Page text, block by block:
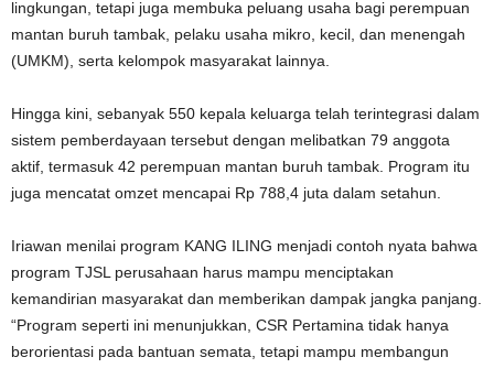
lingkungan, tetapi juga membuka peluang usaha bagi perempuan
mantan buruh tambak, pelaku usaha mikro, kecil, dan menengah
(UMKM), serta kelompok masyarakat lainnya.
Hingga kini, sebanyak 550 kepala keluarga telah terintegrasi dalam
sistem pemberdayaan tersebut dengan melibatkan 79 anggota
aktif, termasuk 42 perempuan mantan buruh tambak. Program itu
juga mencatat omzet mencapai Rp 788,4 juta dalam setahun.
Iriawan menilai program KANG ILING menjadi contoh nyata bahwa
program TJSL perusahaan harus mampu menciptakan
kemandirian masyarakat dan memberikan dampak jangka panjang.
“Program seperti ini menunjukkan, CSR Pertamina tidak hanya
berorientasi pada bantuan semata, tetapi mampu membangun